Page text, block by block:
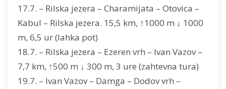
17.7. – Rilska jezera – Charamijata – Otovica –
Kabul – Rilska jezera. 15,5 km, ↑1000 m ↓ 1000
m, 6,5 ur (lahka pot)
18.7. – Rilska jezera – Ezeren vrh – Ivan Vazov –
7,7 km, ↑500 m ↓ 300 m, 3 ure (zahtevna tura)
19.7. – Ivan Vazov – Damga – Dodov vrh –